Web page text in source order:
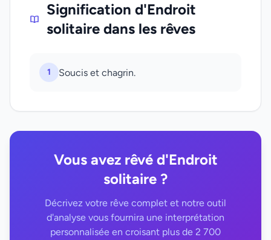
Signification d'Endroit
solitaire dans les rêves
1 Soucis et chagrin.
Vous avez rêvé d'Endroit
solitaire ?
Décrivez votre rêve complet et notre outil
d'analyse vous fournira une interprétation
personnalisée en croisant plus de 2 700